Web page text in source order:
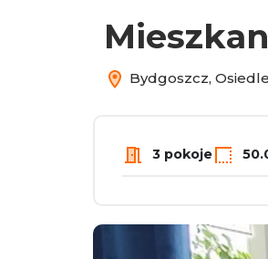
Bydgoszcz,
3 pokoje